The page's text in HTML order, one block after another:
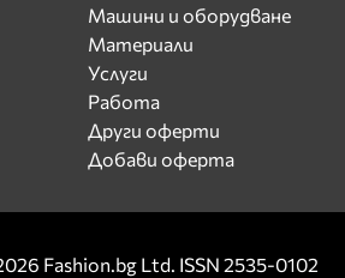
Машини и оборудване
Материали
Услуги
Работа
Други оферти
Добави оферта
Fashion.bg Ltd. ISSN 2535-0102